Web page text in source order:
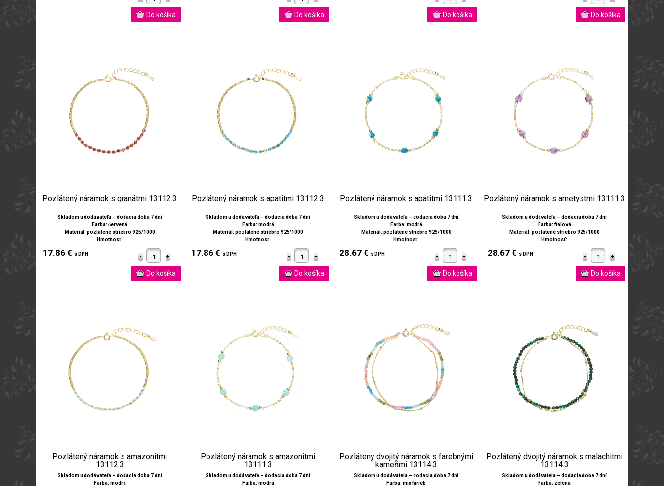
Pozlátený náramok s granátmi 13112.3
Skladom u dodávateľa – dodacia doba 7 dní
Farba: červená
Materiál: pozlátené striebro 925/1000
Hmotnosť:
17.86 € s DPH
Pozlátený náramok s apatitmi 13112.3
Skladom u dodávateľa – dodacia doba 7 dní
Farba: modrá
Materiál: pozlátené striebro 925/1000
Hmotnosť:
17.86 € s DPH
Pozlátený náramok s apatitmi 13111.3
Skladom u dodávateľa – dodacia doba 7 dní
Farba: modrá
Materiál: pozlátené striebro 925/1000
Hmotnosť:
28.67 € s DPH
Pozlátený náramok s ametystmi 13111.3
Skladom u dodávateľa – dodacia doba 7 dní
Farba: fialová
Materiál: pozlátené striebro 925/1000
Hmotnosť:
28.67 € s DPH
Pozlátený náramok s amazonitmi
13112.3
Skladom u dodávateľa – dodacia doba 7 dní
Farba: modrá
Pozlátený náramok s amazonitmi
13111.3
Skladom u dodávateľa – dodacia doba 7 dní
Farba: modrá
Pozlátený dvojitý náramok s farebnými
kameňmi 13114.3
Skladom u dodávateľa – dodacia doba 7 dní
Farba: mix farieb
Pozlátený dvojitý náramok s malachitmi
13114.3
Skladom u dodávateľa – dodacia doba 7 dní
Farba: zelená